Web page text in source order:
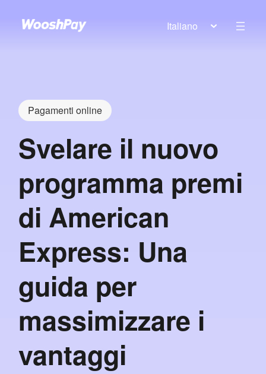
Italiano
Pagamenti online
Svelare il nuovo
programma premi
di American
Express: Una
guida per
massimizzare i
vantaggi